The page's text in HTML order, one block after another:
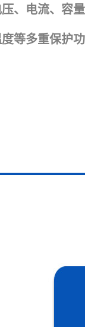
、电流、容
等多重保护功